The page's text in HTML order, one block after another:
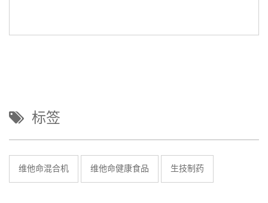
标签
维他命混合机 维他命健康食品 生技制药